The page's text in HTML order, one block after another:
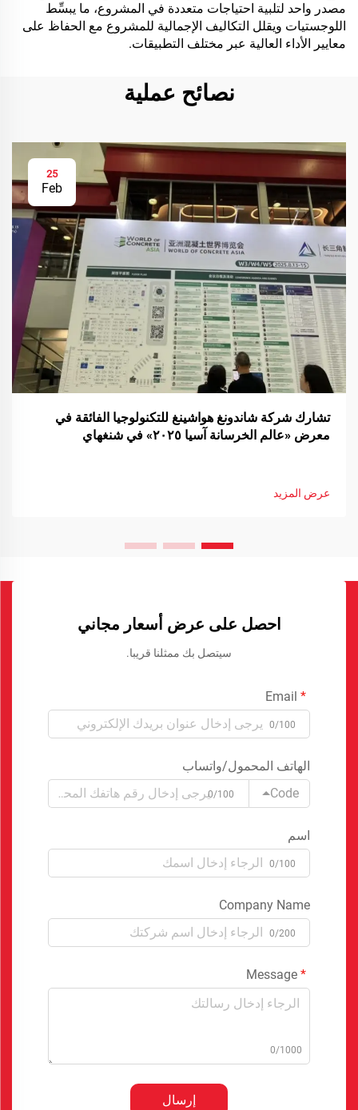
مصدر واحد لتلبية احتياجات متعددة في المشروع، ما يبسِّط
اللوجستيات ويقلل التكاليف الإجمالية للمشروع مع الحفاظ على
معايير الأداء العالية عبر مختلف التطبيقات.
نصائح عملية
25
Feb
تشارك شركة شاندونغ هواشينغ للتكنولوجيا الفائقة في
معرض «عالم الخرسانة آسيا ٢٠٢٥» في شنغهاي
عرض المزيد
احصل على عرض أسعار مجاني
سيتصل بك ممثلنا قريبا.
0/100
الهاتف المحمول/واتساب
Code
0/100
اسم
0/100
Company Name
0/200
0/1000
إرسال